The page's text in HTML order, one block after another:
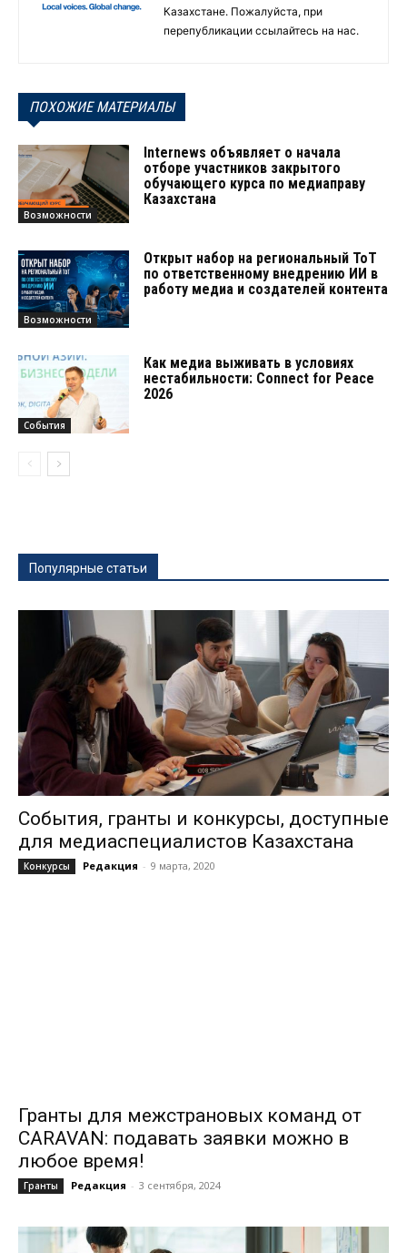
Казахстане. Пожалуйста, при
перепубликации ссылайтесь на нас.
ПОХОЖИЕ МАТЕРИАЛЫ
Возможности
Internews объявляет о начала
отборе участников закрытого
обучающего курса по медиаправу
Казахстана
Возможности
Открыт набор на региональный ТоТ
по ответственному внедрению ИИ в
работу медиа и создателей контента
События
Как медиа выживать в условиях
нестабильности: Connect for Peace
2026
Популярные статьи
События, гранты и конкурсы, доступные
для медиаспециалистов Казахстана
Конкурсы Редакция - 9 марта, 2020
Гранты для межстрановых команд от
CARAVAN: подавать заявки можно в
любое время!
Гранты Редакция - 3 сентября, 2024